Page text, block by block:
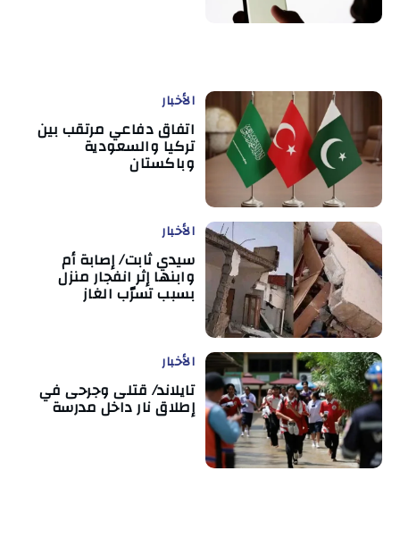
الأخبار
اتفاق دفاعي مرتقب بين
تركيا والسعودية
وباكستان
الأخبار
سيدي ثابت/ إصابة أم
وابنها إثر انفجار منزل
بسبب تسرّب الغاز
الأخبار
تايلاند/ قتلى وجرحى في
إطلاق نار داخل مدرسة